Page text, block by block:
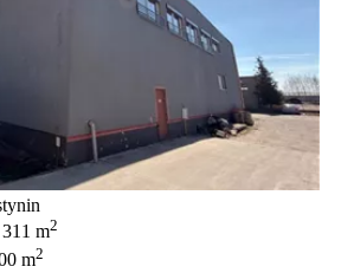
m2
m2